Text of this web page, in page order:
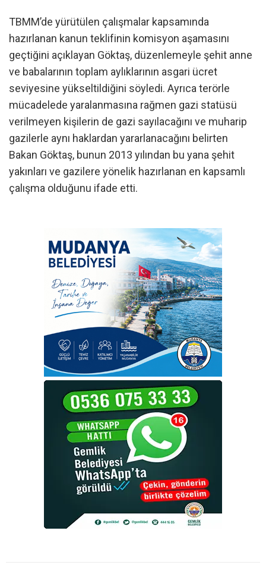
TBMM’de yürütülen çalışmalar kapsamında
hazırlanan kanun teklifinin komisyon aşamasını
geçtiğini açıklayan Göktaş, düzenlemeyle şehit anne
ve babalarının toplam aylıklarının asgari ücret
seviyesine yükseltildiğini söyledi. Ayrıca terörle
mücadelede yaralanmasına rağmen gazi statüsü
verilmeyen kişilerin de gazi sayılacağını ve muharip
gazilerle aynı haklardan yararlanacağını belirten
Bakan Göktaş, bunun 2013 yılından bu yana şehit
yakınları ve gazilere yönelik hazırlanan en kapsamlı
çalışma olduğunu ifade etti.